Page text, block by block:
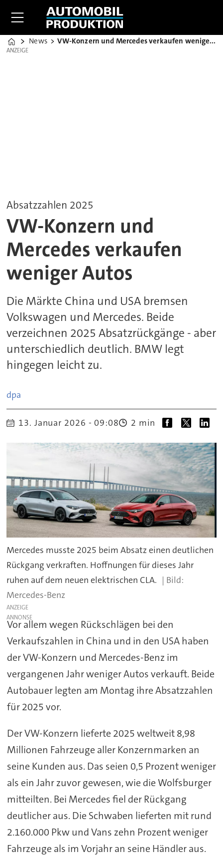
Home
News VW-Konzern und Mercedes verkaufen weniger Autos
ANZEIGE
ANZEIGE
Absatzzahlen 2025
VW-Konzern und
Mercedes verkaufen
weniger Autos
Die Märkte China und USA bremsen
Volkswagen und Mercedes. Beide
verzeichnen 2025 Absatzrückgänge - aber
unterschiedlich deutlich. BMW legt
hingegen leicht zu.
dpa
13. Januar 2026 - 09:08 2 min
Mercedes musste 2025 beim Absatz einen deutlichen
Rückgang verkraften. Hoffnungen für dieses Jahr
ruhen auf dem neuen elektrischen CLA.
Mercedes-Benz
ANZEIGE
Vor allem wegen Rückschlägen bei den
Verkaufszahlen in China und in den USA haben
der VW-Konzern und Mercedes-Benz im
vergangenen Jahr weniger Autos verkauft. Beide
Autobauer legten am Montag ihre Absatzzahlen
für 2025 vor.
Der VW-Konzern lieferte 2025 weltweit 8,98
Millionen Fahrzeuge aller Konzernmarken an
seine Kunden aus. Das seien 0,5 Prozent weniger
als ein Jahr zuvor gewesen, wie die Wolfsburger
mitteilten. Bei Mercedes fiel der Rückgang
deutlicher aus. Die Schwaben lieferten mit rund
2.160.000 Pkw und Vans zehn Prozent weniger
Fahrzeuge als im Vorjahr an seine Händler aus.